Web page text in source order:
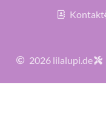
Kontakt
2026 lilalupi.de